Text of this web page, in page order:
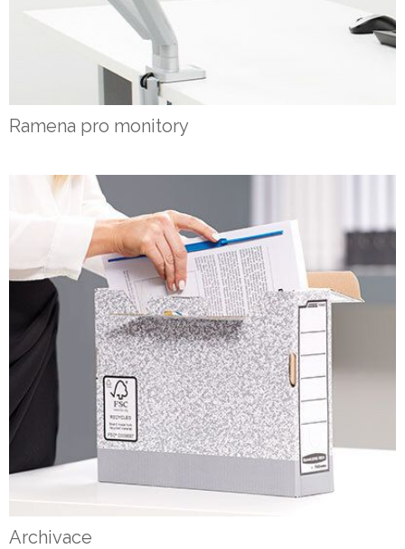
Ramena pro monitory
Archivace